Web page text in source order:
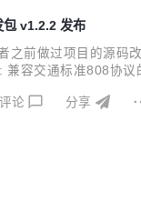
包 v1.2.2 发布
之前做过项目的源码
容交通标准808协
评论 分享